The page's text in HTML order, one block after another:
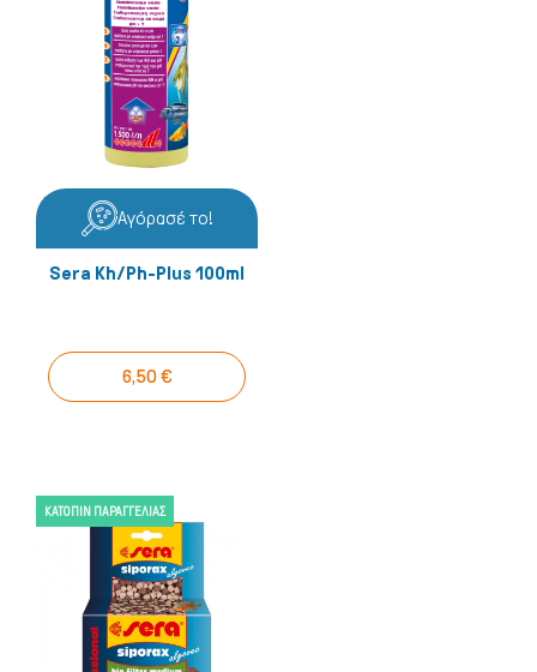
Αγόρασέ το!
Sera Kh/Ph-Plus 100ml
6,50 €
ΚΑΤΌΠΙΝ ΠΑΡΑΓΓΕΛΊΑΣ